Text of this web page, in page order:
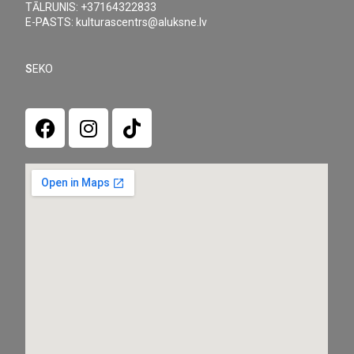
TĀLRUNIS: +37164322833
E-PASTS: kulturascentrs@aluksne.lv
SEKO